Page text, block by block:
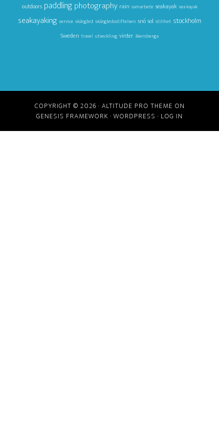
outdoors paddlingphotography rain samarbete seakayak sea kayak
seakayaking service skärgård skärgårdsstiftelsen snö sol stillhet stockholm
Sweden travel utveckling vinter åkersberga
COPYRIGHT © 2026 · ALTITUDE PRO THEME ON
GENESIS FRAMEWORK · WORDPRESS · LOG IN